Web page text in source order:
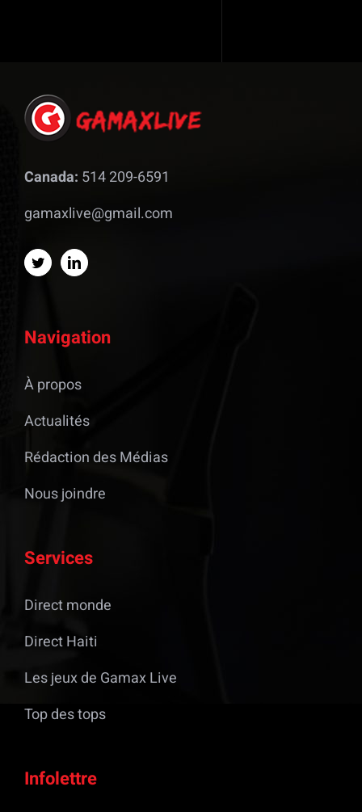
Canada: 514 209-6591
gamaxlive@gmail.com
Navigation
À propos
Actualités
Rédaction des Médias
Nous joindre
Services
Direct monde
Direct Haiti
Les jeux de Gamax Live
Top des tops
Infolettre